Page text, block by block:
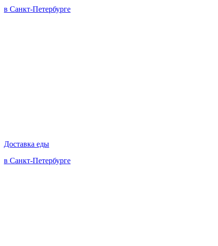
в Санкт-Петербурге
Доставка еды
в Санкт-Петербурге